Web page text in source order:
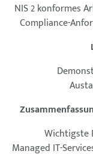
NIS 2 konformes
Compliance-
Wichtigste
Managed IT-